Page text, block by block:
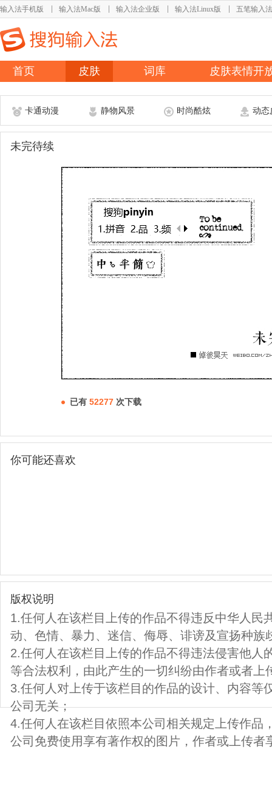
输入法手机版 输入法Mac版 输入法企业版 输入法Linux版 五笔输入法
首页 皮肤 词库 皮肤表情开
卡通动漫 静物风景 时尚酷炫 动态
未完待续
已有 52277 次下载
你可能还喜欢
版权说明
1.任何人在该栏目上传的作品不得违反中华人民
动、色情、暴力、迷信、侮辱、诽谤及宣扬种族
2.任何人在该栏目上传的作品不得违法侵害他人
等合法权利，由此产生的一切纠纷由作者或者上
3.任何人对上传于该栏目的作品的设计、内容等
公司无关；
4.任何人在该栏目依照本公司相关规定上传作品
公司免费使用享有著作权的图片，作者或上传者